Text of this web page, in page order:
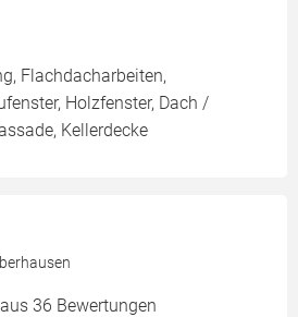
Flachdacharbeiten,
Holzfenster, Dach /
Kellerdecke
36 Bewertungen